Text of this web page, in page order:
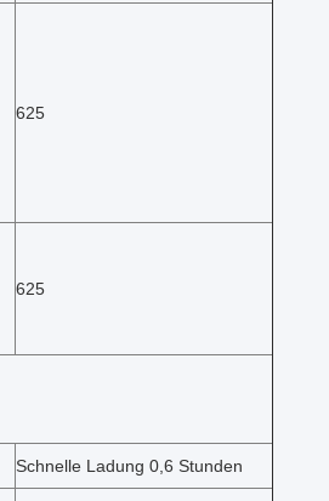
625
625
Schnelle Ladung 0,6 Stunden